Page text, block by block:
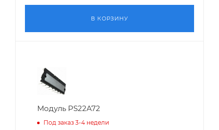
В КОРЗИНУ
Модуль PS22A72
Под заказ 3-4 недели